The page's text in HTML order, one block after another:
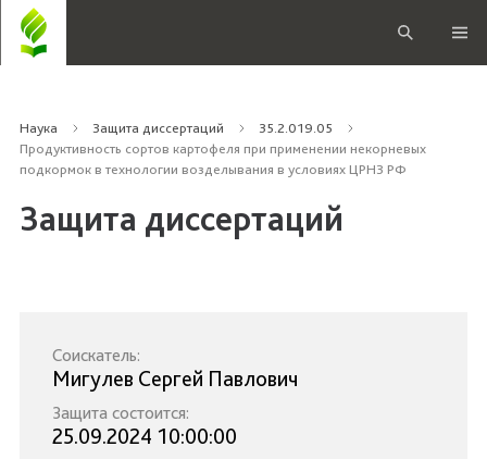
Наука Защита диссертаций
35.2.019.05
Продуктивность сортов картофеля при применении некорневых
подкормок в технологии возделывания в условиях ЦРНЗ РФ
Защита диссертаций
Соискатель:
Мигулев Сергей Павлович
Защита состоится:
25.09.2024 10:00:00